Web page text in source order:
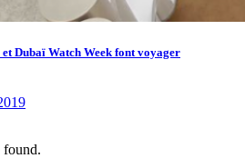
Dubaï Watch Week font voyager
found.